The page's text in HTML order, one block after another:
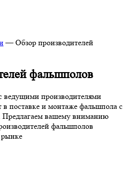
— Обзор производителей
фальшполов
ведущими производителями
поставке и монтаже фальшпола с
Предлагаем вашему вниманию
фальшполов
рынке